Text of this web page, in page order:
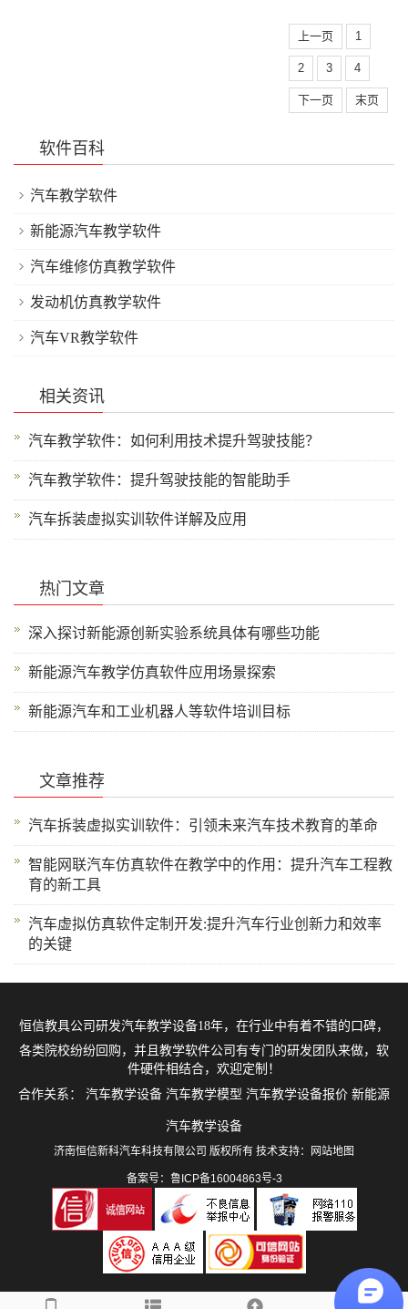
上一页 1
2 3 4
下一页 末页
软件百科
汽车教学软件
新能源汽车教学软件
汽车维修仿真教学软件
发动机仿真教学软件
汽车VR教学软件
相关资讯
汽车教学软件：如何利用技术提升驾驶技能？
汽车教学软件：提升驾驶技能的智能助手
汽车拆装虚拟实训软件详解及应用
热门文章
深入探讨新能源创新实验系统具体有哪些功能
新能源汽车教学仿真软件应用场景探索
新能源汽车和工业机器人等软件培训目标
文章推荐
汽车拆装虚拟实训软件：引领未来汽车技术教育的革命
智能网联汽车仿真软件在教学中的作用：提升汽车工程教
育的新工具
汽车虚拟仿真软件定制开发:提升汽车行业创新力和效率
的关键
恒信教具公司研发汽车教学设备18年，在行业中有着不错的口碑，
各类院校纷纷回购，并且教学软件公司有专门的研发团队来做，软
件硬件相结合，欢迎定制！
合作关系： 汽车教学设备 汽车教学模型 汽车教学设备报价 新能源
汽车教学设备
济南恒信新科汽车科技有限公司 版权所有 技术支持： 网站地图
备案号：鲁ICP备16004863号-3